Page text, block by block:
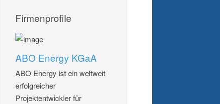
Firmenprofile
ABO Energy KGaA
ABO Energy ist ein weltweit
erfolgreicher
Projektentwickler für